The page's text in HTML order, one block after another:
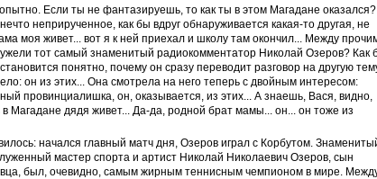
Если ты не фантазируешь, то как ты в этом Магадане
неприрученное, как бы вдруг обнаруживается какая-то другая, не
моя живет... вот я к ней приехал и школу там окончил... Между
тот самый знаменитый радиокомментатор Николай Озеров? Как
понятно, почему он сразу переводит разговор на другую
он из этих... Она смотрела на него теперь с двойным интересом:
провинциалишка, он, оказывается, из этих... А знаешь, Вася, видно,
Магадане дядя живет... Да-да, родной брат мамы... он... он тоже из
начался главный матч дня, Озеров играл с Корбутом.
мастер спорта и артист Николай Николаевич Озеров, сын
был, очевидно, самым жирным теннисным чемпионом в мире.